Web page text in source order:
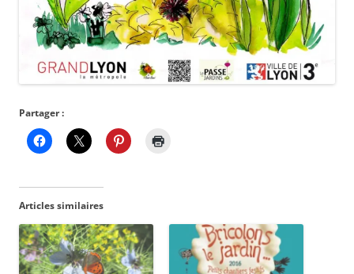
Partager :
Articles similaires